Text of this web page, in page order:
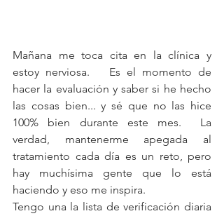
Mañana me toca cita en la clínica y
estoy nerviosa.   Es el momento de
hacer la evaluación y saber si he hecho
las cosas bien... y sé que no las hice
100% bien durante este mes.  La
verdad, mantenerme apegada al
tratamiento cada día es un reto, pero
hay muchísima gente que lo está
haciendo y eso me inspira.
Tengo una la lista de verificación diaria